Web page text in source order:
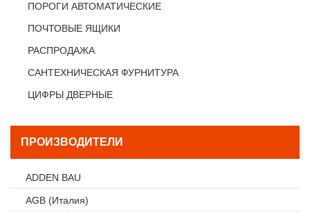
ПОРОГИ АВТОМАТИЧЕСКИЕ
ПОЧТОВЫЕ ЯЩИКИ
РАСПРОДАЖА
САНТЕХНИЧЕСКАЯ ФУРНИТУРА
ЦИФРЫ ДВЕРНЫЕ
ПРОИЗВОДИТЕЛИ
ADDEN BAU
AGB (Италия)